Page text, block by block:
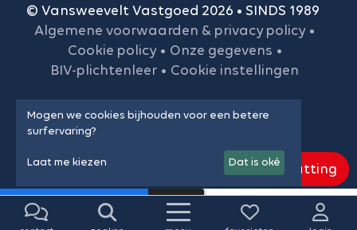
© Vansweevelt Vastgoed 2026 • SINDS 1989
Algemene voorwaarden & privacy policy •
Cookie policy • Onze gegevens •
BIV-plichtenleer • Cookie instellingen
Gratis schatting
Mogen we cookies bijhouden voor een betere
surfervaring?
Laat me kiezen Dat is oké